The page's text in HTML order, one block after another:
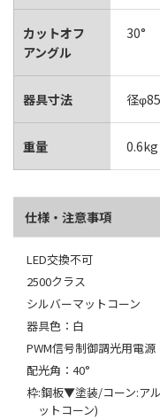
カットオフ
アングル
30°
器具寸法 径
重量 0.6kg
仕様・注意事項
LED交換不可
2500クラス
シルバーマットコーン
器具色：白
PWM信号制御調光用電源
配光角：40°
枠:鋼板▼塗装/コーン:ア
ットコーン)